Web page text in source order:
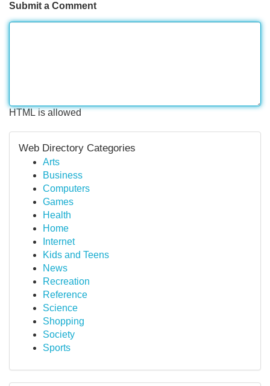
Submit a Comment
HTML is allowed
Web Directory Categories
Arts
Business
Computers
Games
Health
Home
Internet
Kids and Teens
News
Recreation
Reference
Science
Shopping
Society
Sports